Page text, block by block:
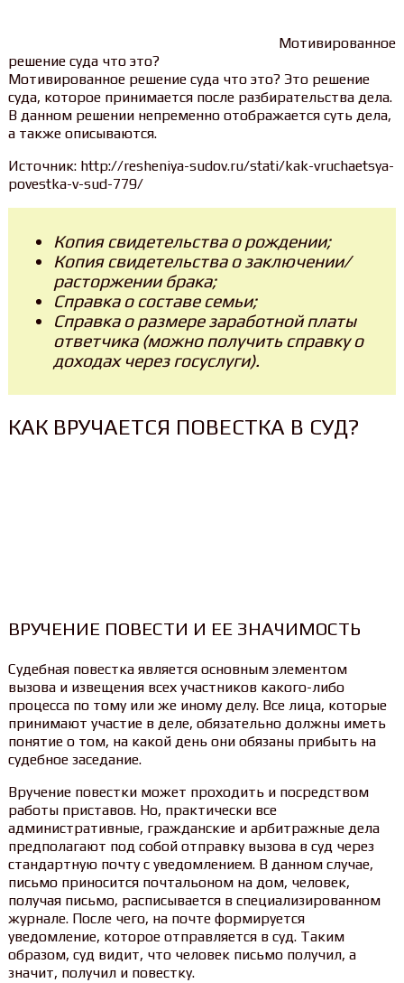
Мотивированное
решение суда что это?
Мотивированное решение суда что это? Это решение
суда, которое принимается после разбирательства дела.
В данном решении непременно отображается суть дела,
а также описываются.
Источник: http://resheniya-sudov.ru/stati/kak-vruchaetsya-
povestka-v-sud-779/
Копия свидетельства о рождении;
Копия свидетельства о заключении/
расторжении брака;
Справка о составе семьи;
Справка о размере заработной платы
ответчика (можно получить справку о
доходах через госуслуги).
КАК ВРУЧАЕТСЯ ПОВЕСТКА В СУД?
ВРУЧЕНИЕ ПОВЕСТИ И ЕЕ ЗНАЧИМОСТЬ
Судебная повестка является основным элементом
вызова и извещения всех участников какого-либо
процесса по тому или же иному делу. Все лица, которые
принимают участие в деле, обязательно должны иметь
понятие о том, на какой день они обязаны прибыть на
судебное заседание.
Вручение повестки может проходить и посредством
работы приставов. Но, практически все
административные, гражданские и арбитражные дела
предполагают под собой отправку вызова в суд через
стандартную почту с уведомлением. В данном случае,
письмо приносится почтальоном на дом, человек,
получая письмо, расписывается в специализированном
журнале. После чего, на почте формируется
уведомление, которое отправляется в суд. Таким
образом, суд видит, что человек письмо получил, а
значит, получил и повестку.